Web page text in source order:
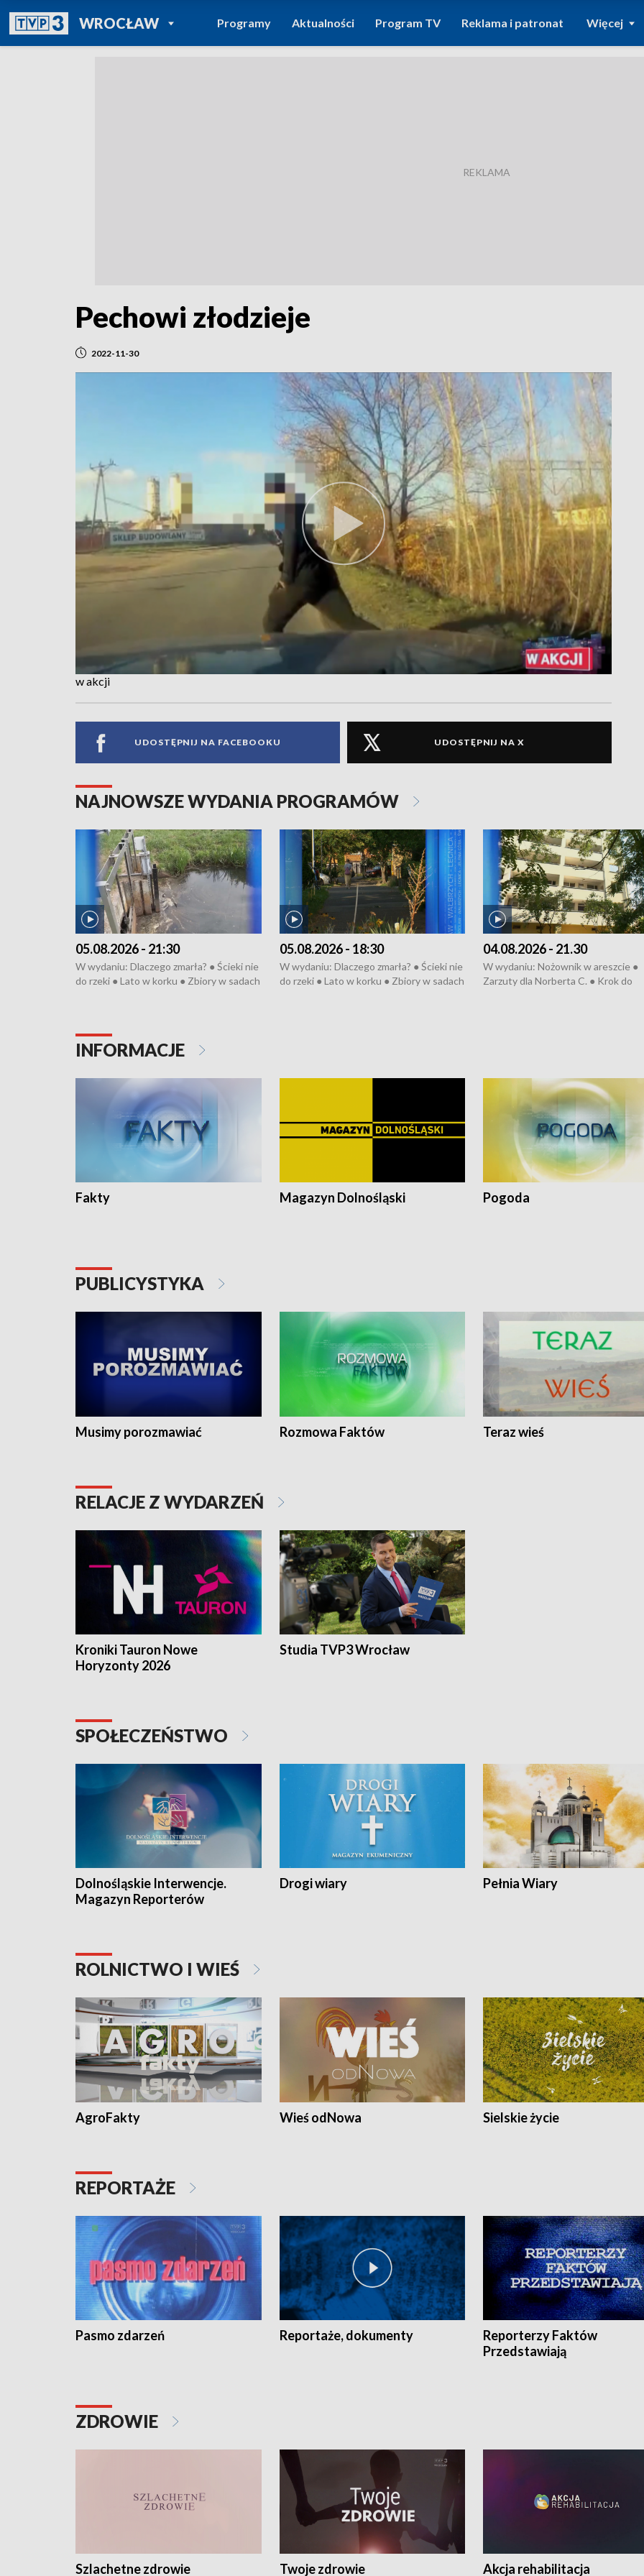
WROCŁAWPOWRÓT DO
TVP REGIONY
Programy Aktualności Program TV Reklama i patronat Więcej
Pechowi złodzieje
2022-11-30
w akcji
UDOSTĘPNIJ NA FACEBOOKU UDOSTĘPNIJ NA X
NAJNOWSZE WYDANIA PROGRAMÓW
05.08.2026 - 21:30
W wydaniu: Dlaczego zmarła? ● Ścieki nie
do rzeki ● Lato w korku ● Zbiory w sadach
05.08.2026 - 18:30
W wydaniu: Dlaczego zmarła? ● Ścieki nie
do rzeki ● Lato w korku ● Zbiory w sadach
04.08.2026 - 21.30
W wydaniu: Nożownik w areszcie ●
Zarzuty dla Norberta C. ● Krok do
INFORMACJE
Fakty Magazyn Dolnośląski Pogoda
PUBLICYSTYKA
Musimy porozmawiać Rozmowa Faktów Teraz wieś
RELACJE Z WYDARZEŃ
Kroniki Tauron Nowe
Horyzonty 2026
Studia TVP3 Wrocław
SPOŁECZEŃSTWO
Dolnośląskie Interwencje.
Magazyn Reporterów
Drogi wiary Pełnia Wiary
ROLNICTWO I WIEŚ
AgroFakty Wieś odNowa Sielskie życie
REPORTAŻE
Pasmo zdarzeń Reportaże, dokumenty
Reporterzy Faktów
Przedstawiają
ZDROWIE
Szlachetne zdrowie Twoje zdrowie Akcja rehabilitacja